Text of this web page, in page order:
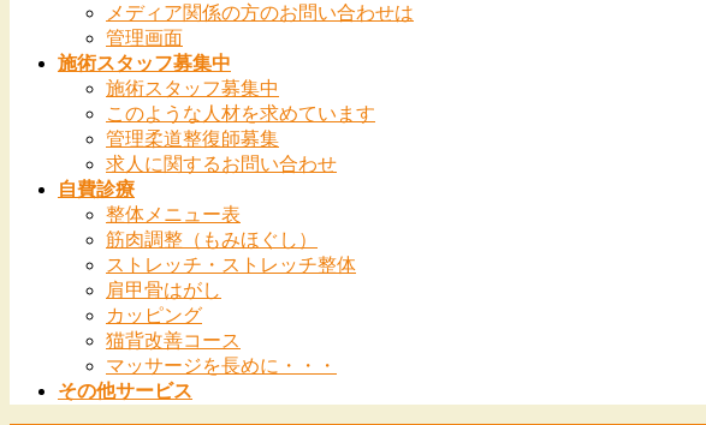
メディア関係の方のお問い合わせは
管理画面
施術スタッフ募集中
施術スタッフ募集中
このような人材を求めています
管理柔道整復師募集
求人に関するお問い合わせ
自費診療
整体メニュー表
筋肉調整（もみほぐし）
ストレッチ・ストレッチ整体
肩甲骨はがし
カッピング
猫背改善コース
マッサージを長めに・・・
その他サービス